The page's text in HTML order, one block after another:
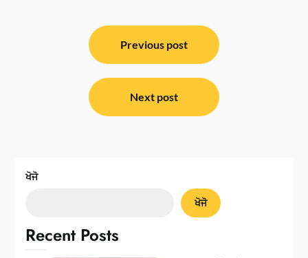
Previous post
Next post
ਖੋਜੋ
ਖੋਜੋ
Recent Posts